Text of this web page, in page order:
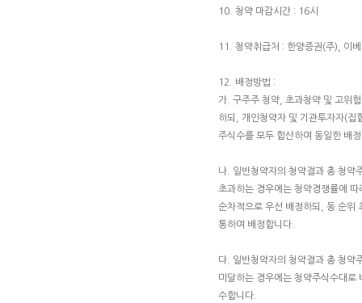
10. 청약 마감시간 : 16시
11. 청약취급처 : 한양증권(주), 이
12. 배정방법 :
가. 구주주 청약, 초과청약 및 고위
하되, 개인청약자 및 기관투자자(집
주식수를 모두 합산하여 동일한 배
나. 일반청약자의 청약결과 총 청약
초과하는 경우에는 청약경쟁률에
순차적으로 우선 배정하되, 동 순위
통하여 배정합니다.
다. 일반청약자의 청약결과 총 청약
미달하는 경우에는 청약주식수대로
수합니다.